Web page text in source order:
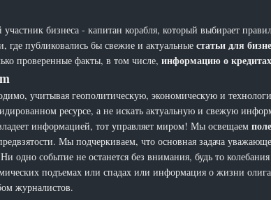
бизнеса - капитан корабля, который выбирает
где публиковались бы свежие и актуальные статьи для
проверенные факты, в том числе, информацию о
учитывая геополитическую, экономическую и
ресурсе, а не искать актуальную и свежую
информацией, тот управляет миром! Мы освещаем
Мы подчеркиваем, что основная задача
одно событие не останется без внимания, будь то колебания
подъемах или спадах или информация о жизни
журналистов.